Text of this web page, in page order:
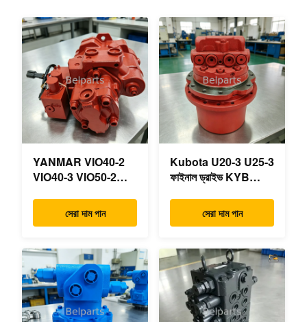
YANMAR VIO40-2
VIO40-3 VIO50-2
VIO55-3 প্রধান
হাইড্রোলিক পাম্প OEM
16023 B0600-16017
মিনি এক্সকাভেটর
সেরা দাম পান
Kubota U20-3 U25-3
ফাইনাল ড্রাইভ KYB
OEM ভ্রমণ মোটর
B0240-18076
RB559-61290
RC157-78000 মিনি
খননকারীর যন্ত্রাংশের জন্য
সেরা দাম পান